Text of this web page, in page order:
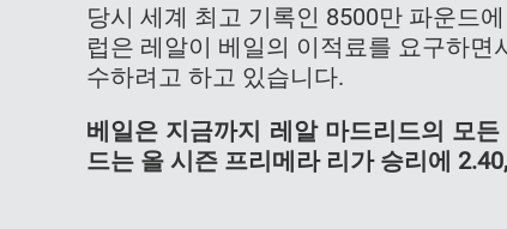
당시 세계 최고 기록인 8500만 파운드
럽은 레알이 베일의 이적료를 요구하
수하려고 하고 있습니다.
베일은 지금까지 레알 마드리드의 모
드는 올 시즌 프리메라 리가 승리에